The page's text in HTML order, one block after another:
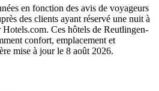
en fonction des avis de voyageurs
des clients ayant réservé une nuit à
Ces hôtels de Reutlingen-
confort, emplacement et
mise à jour le 8 août 2026.